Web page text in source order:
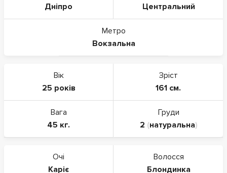
Дніпро
Центральний
Метро
Вокзальна
Вік
25 років
Зріст
161 см.
Вага
45 кг.
Груди
2 (натуральна)
Очі
Каріє
Волосся
Блондинка